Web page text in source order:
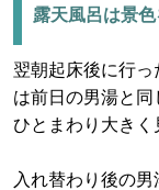
露天風呂は景
翌朝起床後に行
は前日の男湯と
ひとまわり大きく
入れ替わり後の